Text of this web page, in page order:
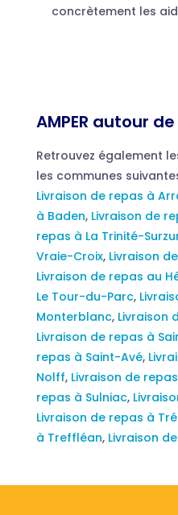
concrètement les
AMPER autour
Retrouvez également
les communes
Livraison de repas à
à Baden, Livraison de
repas à La Trinité-
Vraie-Croix, Livraison
Livraison de repas au
Le Tour-du-Parc,
Monterblanc, Livraison
Livraison de repas à
repas à Saint-Avé,
Nolff, Livraison de
repas à Sulniac,
Livraison de repas à
à Treffléan, Livraison